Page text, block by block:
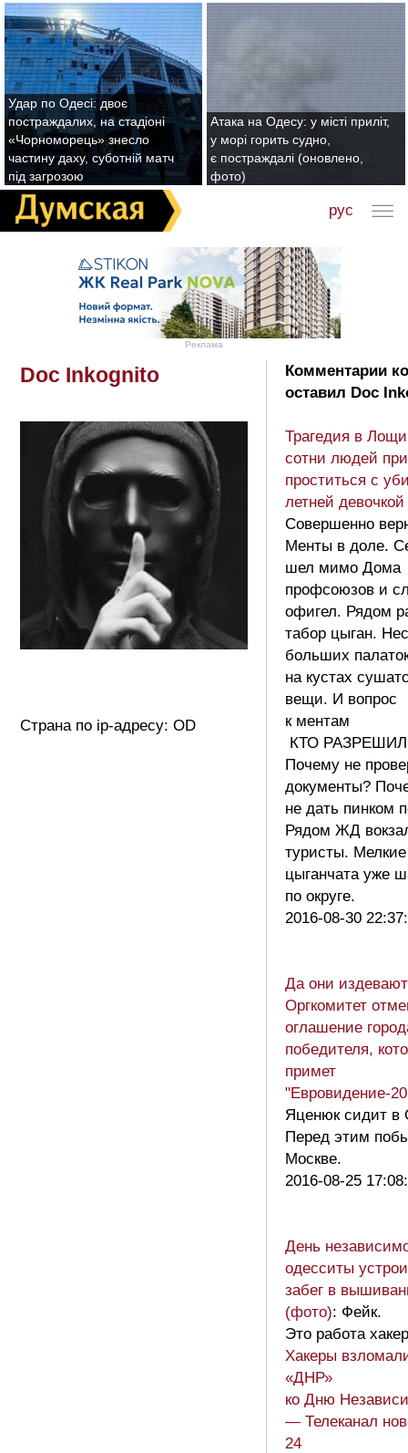
Удар по Одесі: двоє
постраждалих, на стадіоні
«Чорноморець» знесло
частину даху, суботній матч
під загрозою
Атака на Одесу: у місті приліт,
у морі горить судно,
є постраждалі (оновлено,
фото)
рус
Реклама
Doc Inkognito
Страна по ip-адресу: OD
Комментарии
оставил Doc
Трагедия в
сотни людей
проститься с
летней
Совершенно
Менты в доле.
шел мимо Дома
профсоюзов и
офигел. Рядом
табор цыган.
больших
на кустах
вещи. И вопрос
к ментам
КТО
Почему не
документы?
не дать пинком
Рядом ЖД
туристы. Мелкие
цыганчата уже
по округе.
2016-08-30
Да они
Оргкомитет
оглашение
победителя,
примет
"Евровидение-
Яценюк сидит
Перед этим
Москве.
2016-08-25
День
одесситы
забег в
(фото): Фейк.
Это работа
Хакеры
«ДНР»
ко Дню
— Телеканал
24